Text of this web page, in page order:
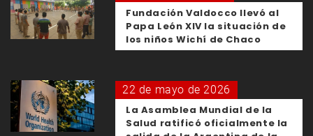
Fundación Valdocco llevó al
Papa León XIV la situación de
los niños Wichí de Chaco
22 de mayo de 2026
La Asamblea Mundial de la
Salud ratificó oficialmente la